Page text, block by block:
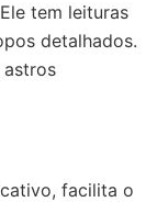
tem leituras
detalhados.
astros
facilita o